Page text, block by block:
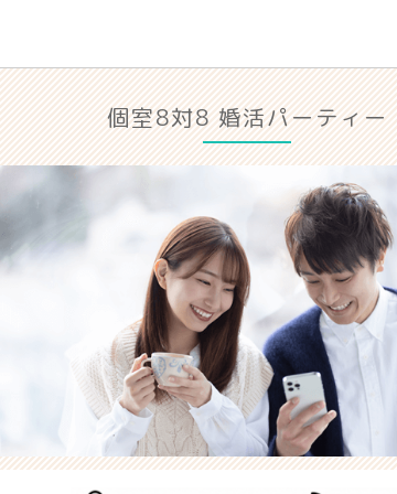
個室8対8 婚活パーティー